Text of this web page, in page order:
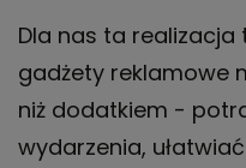
Dla nas ta
gadżety reklamowe
niż dodatkiem -
wydarzenia,